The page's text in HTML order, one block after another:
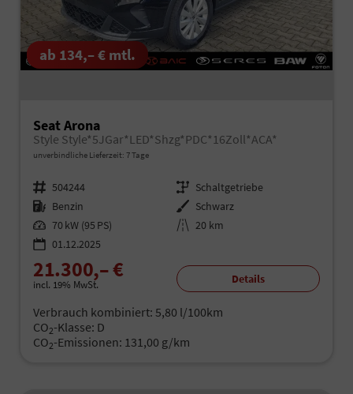
ab 134,– € mtl.
Seat Arona
Style Style*5JGar*LED*Shzg*PDC*16Zoll*ACA*
unverbindliche Lieferzeit: 7 Tage
Fahrzeugnr. 504244 Getriebe Schaltgetriebe
Kraftstoff Benzin Außenfarbe Schwarz
Leistung 70 kW (95 PS) Kilometerstand 20 km
01.12.2025
21.300,– €
incl. 19% MwSt. Details
Verbrauch kombiniert: 5,80 l/100km
CO2-Klasse: D
CO2-Emissionen: 131,00 g/km